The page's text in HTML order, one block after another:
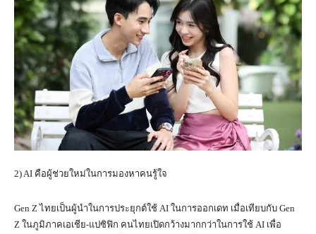
2) AI คือผู้ช่วยใหม่ในการมองหาคนรู้ใจ
Gen Z ไทยเป็นผู้นำในการประยุกต์ใช้ AI ในการออกเดท เมื่อเทียบกับ Gen
Z ในภูมิภาคเอเชีย-แปซิฟิก คนไทยเปิดกว้างมากกว่าในการใช้ AI เพื่อ